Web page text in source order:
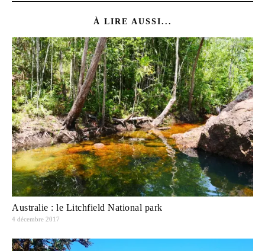
À LIRE AUSSI...
Australie : le Litchfield National park
4 décembre 2017